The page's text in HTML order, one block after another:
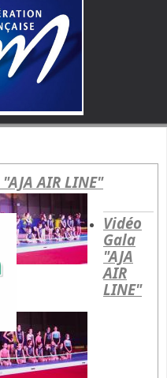
"AJA AIR LINE"
Vidéo
Gala
"AJA
AIR
LINE"